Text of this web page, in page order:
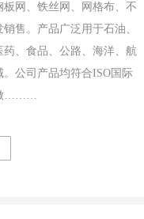
网、铁丝网、网格布、不
售。产品广泛用于石油、
、食品、公路、海洋、航
公司产品均符合ISO国际
做………